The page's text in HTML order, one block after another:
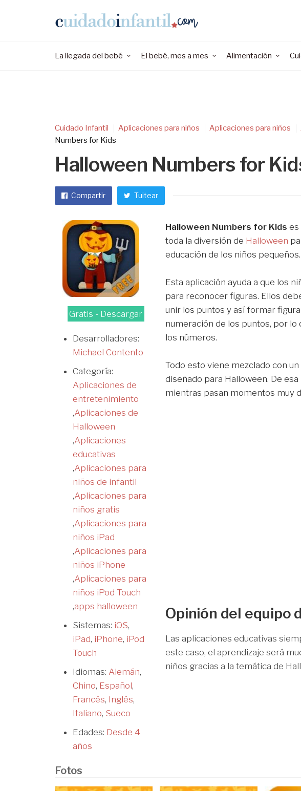
La llegada del bebé El bebé, mes a mes Alimentación
Cuidado Infantil Aplicaciones para niños Aplicaciones para niños
Numbers for Kids
Halloween Numbers for
Compartir Tuitear
Gratis - Descargar
Desarrolladores:
Michael Contento
Categoría:
Aplicaciones de
entretenimiento
,Aplicaciones de
Halloween
,Aplicaciones
educativas
,Aplicaciones para
niños de infantil
,Aplicaciones para
niños gratis
,Aplicaciones para
niños iPad
,Aplicaciones para
niños iPhone
,Aplicaciones para
niños iPod Touch
,apps halloween
Sistemas: iOS,
iPad, iPhone, iPod
Touch
Idiomas: Alemán,
Chino, Español,
Francés, Inglés,
Italiano, Sueco
Edades: Desde 4
años
Halloween Numbers for Kids es
toda la diversión de Halloween
educación de los niños pequeños.
Esta aplicación ayuda a que los
para reconocer figuras. Ellos
unir los puntos y así formar
numeración de los puntos, por
los números.
Todo esto viene mezclado con
diseñado para Halloween. De
mientras pasan momentos muy
Opinión del equipo
Las aplicaciones educativas
este caso, el aprendizaje será
niños gracias a la temática de
Fotos